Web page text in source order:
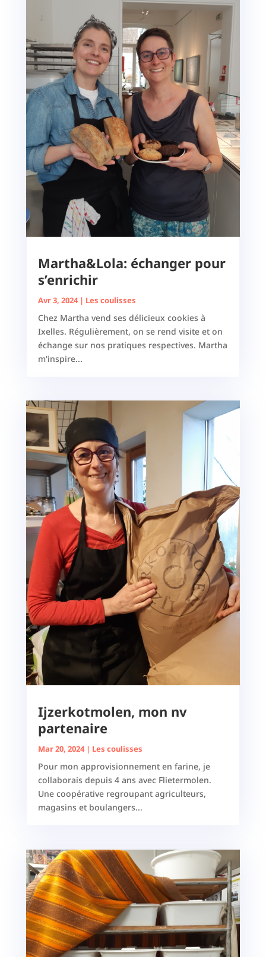
Martha&Lola: échanger pour
s’enrichir
Avr 3, 2024| Les coulisses
Chez Martha vend ses délicieux cookies à
Ixelles. Régulièrement, on se rend visite et on
échange sur nos pratiques respectives. Martha
m'inspire...
Ijzerkotmolen, mon nv
partenaire
Mar 20, 2024| Les coulisses
Pour mon approvisionnement en farine, je
collaborais depuis 4 ans avec Flietermolen.
Une coopérative regroupant agriculteurs,
magasins et boulangers...